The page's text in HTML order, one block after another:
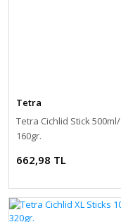
Tetra
Tetra Cichlid Stick 500ml/
160gr.
662,98 TL